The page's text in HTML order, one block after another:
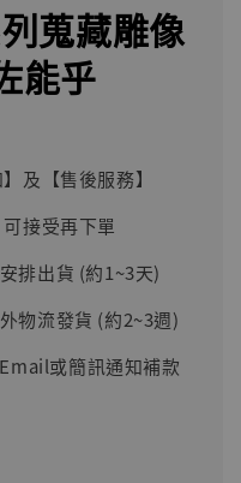
蒐藏雕像
能乎
及【售後服務】
接受再下單
排出貨 (約1~3天)
物流發貨 (約2~3週)
或簡訊通知補款